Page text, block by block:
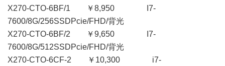
X270-CTO-6BF/1 ￥8,950 I7-
7600/8G/256SSDPcie/FHD/背光
X270-CTO-6BF/2 ￥9,650 I7-
7600/8G/512SSDPcie/FHD/背光
X270-CTO-6CF-2 ￥10,300 i7-